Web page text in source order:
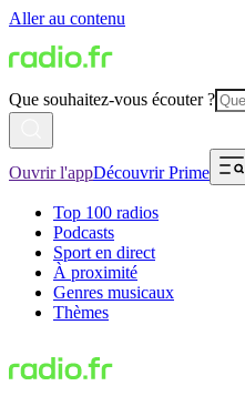
Aller au contenu
Que souhaitez-vous écouter ?
Ouvrir l'appDécouvrir Prime
Top 100 radios
Podcasts
Sport en direct
À proximité
Genres musicaux
Thèmes